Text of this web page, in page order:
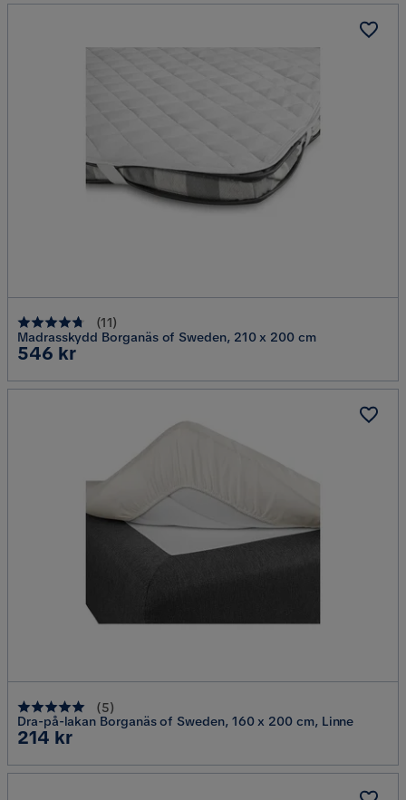
(11)
Madrasskydd Borganäs of Sweden, 210 x 200 cm
Pris
546 kr
(5)
Dra-på-lakan Borganäs of Sweden, 160 x 200 cm, Linne
Pris
214 kr